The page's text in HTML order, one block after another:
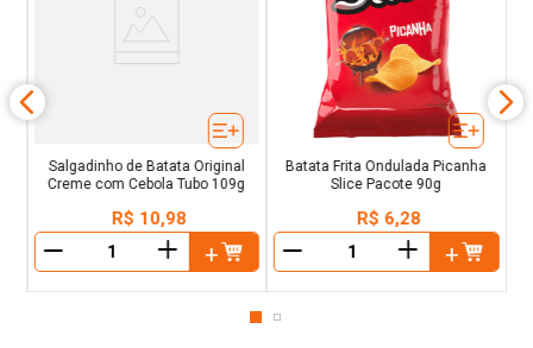
Salgadinho de Batata Original
Creme com Cebola Tubo 109g
R$ 10,98
＋
Batata Frita Ondulada Picanha
Slice Pacote 90g
R$ 6,28
＋